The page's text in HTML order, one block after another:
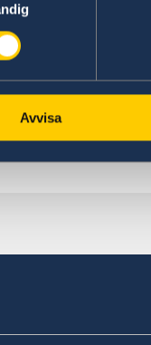
Avvisa